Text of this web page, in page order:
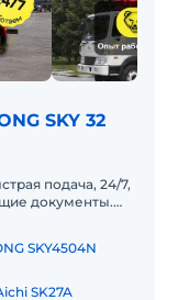
SKY 32
подача, 24/7,
документы.
SKY4504N
SK27A